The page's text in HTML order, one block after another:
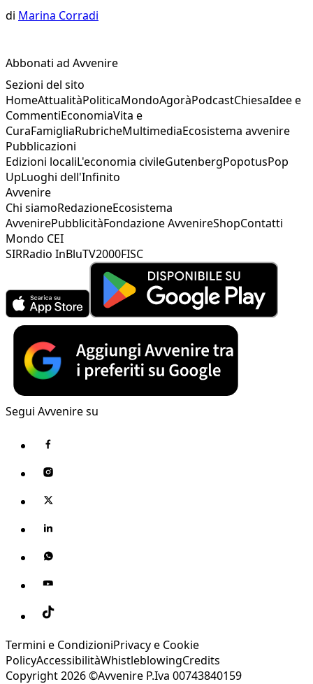
di Marina Corradi
Abbonati ad Avvenire
Sezioni del sito
HomeAttualitàPoliticaMondoAgoràPodcastChiesaIdee e
CommentiEconomiaVita e
CuraFamigliaRubricheMultimediaEcosistema avvenire
Pubblicazioni
Edizioni localiL'economia civileGutenbergPopotusPop
UpLuoghi dell'Infinito
Avvenire
Chi siamoRedazioneEcosistema
AvvenirePubblicitàFondazione AvvenireShopContatti
Mondo CEI
SIRRadio InBluTV2000FISC
Segui Avvenire su
Termini e CondizioniPrivacy e Cookie
PolicyAccessibilitàWhistleblowingCredits
Copyright 2026 ©Avvenire P.Iva 00743840159